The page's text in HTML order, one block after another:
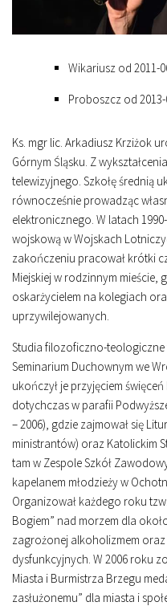
Wikariusz od 2011-
Proboszcz od
Ks. mgr lic. Arkadiusz Krziżok
Górnym Śląsku. Z
telewizyjnego. Szkołę średnią
równocześnie prowadząc
elektronicznego. W latach
wojskową w Wojskach
zakończeniu pracował krótki
Miejskiej w rodzinnym mieście,
oskarżycielem na kolegiach
uprzywilejowanych.
Studia filozoficzno-teologiczne
Seminarium Duchownym we
ukończył je przyjęciem
dotychczas w parafii
– 2006), gdzie zajmował się
ministrantów) oraz Katolickim
tam w Zespole Szkół
kapelanem młodzieży w
Organizował każdego roku
Bogiem” nad morzem dla
zagrożonej alkoholizmem
dysfunkcyjnych. W 2006 roku
Miasta i Burmistrza Brzegu
zasłużonemu” dla miasta i